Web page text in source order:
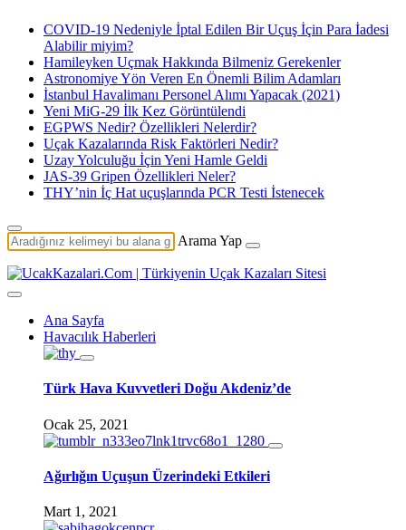
COVID-19 Nedeniyle İptal Edilen Bir Uçuş İçin Para İadesi
Alabilir miyim?
Hamileyken Uçmak Hakkında Bilmeniz Gerekenler
Astronomiye Yön Veren En Önemli Bilim Adamları
İstanbul Havalimanı Personel Alımı Yapacak (2021)
Yeni MiG-29 İlk Kez Görüntülendi
EGPWS Nedir? Özellikleri Nelerdir?
Uçak Kazalarında Risk Faktörleri Nedir?
Uzay Yolculuğu İçin Yeni Hamle Geldi
JAS-39 Gripen Özellikleri Neler?
THY’nin İç Hat uçuşlarında PCR Testi İstenecek
Arama Yap
Ana Sayfa
Havacılık Haberleri
Türk Hava Kuvvetleri Doğu Akdeniz’de
Ocak 25, 2021
Ağırlığın Uçuşun Üzerindeki Etkileri
Mart 1, 2021